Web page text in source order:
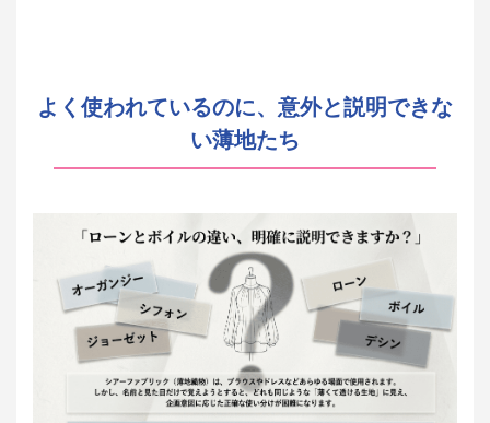
よく使われているのに、意外と説明できな
い薄地たち